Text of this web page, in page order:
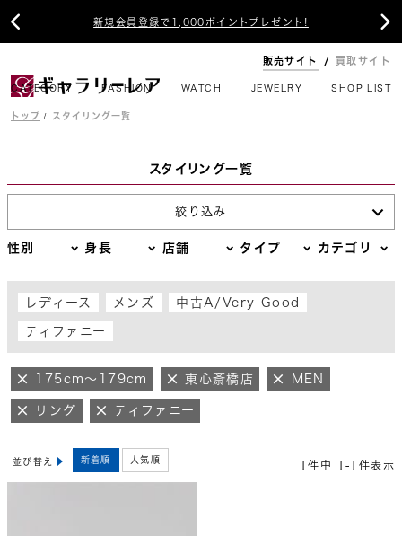
新規会員登録で1,000ポイントプレゼント!
 
販売サイト 買取サイト
CATEGORY FASHION WATCH JEWELRY SHOP LIST
トップ スタイリング一覧
スタイリング一覧
絞り込み
性別 身長 店舗 タイプ カテゴリ
レディース メンズ 中古A/Very Good
ティファニー
175cm～179cm 東心斎橋店 MEN
リング ティファニー
並び替え 新着順 人気順 1件中 1 - 1 件表示